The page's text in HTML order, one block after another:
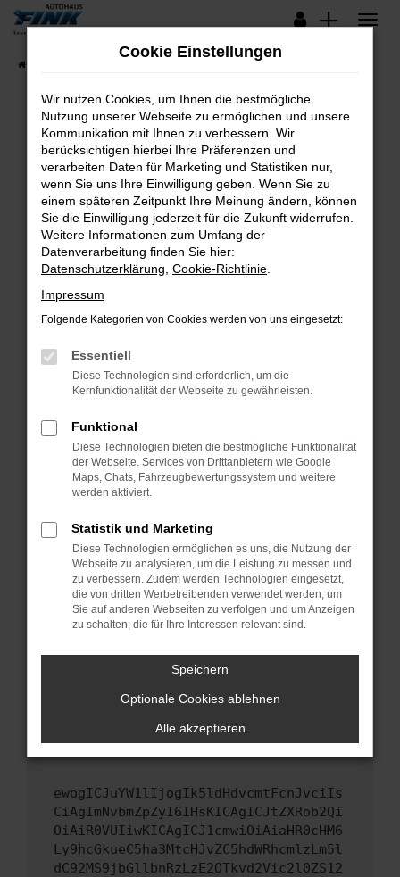
Zum
springen
Lagerfahrzeuge
Fehler: Network Error
Beim Laden ist ein Fehler aufgetreten.
Hier sind ein paar Tipps, die dir helfen können:
Überprüfe deine Firewall und deine
Internetverbindung.
Laden andere Webseiten, zum Beispiel deine
Suchmaschine?
Prüfe deine Browsererweiterungen.
können das Laden bestimmter Seiten
verhindern. Funktioniert die Seite in einem
anderen Browser oder in einem privaten
Starte dein Gerät neu.
Das kann manchmal helfen, vorübergehende
Probleme zu beheben.
Betriebssystem auf dem neuesten Stand
sind.
Veraltete Software birgt nicht nur ein
Sicherheitsrisiko, sondern kann auch dazu
führen, dass bestimmte Funktionen nicht mehr
unterstützt werden.
Wende dich an den Webseitenbetreiber.
Wenn du alle oben genannten Schritte versucht
hast, kontaktiere uns bitte. Wir werden
versuchen, das Problem zu beheben. Du kannst
uns diesen Text schicken, um uns bei der
ewogICJuYW1lIjogIk5ldHdvcmtFcnJvciIs
CiAgImNvbmZpZyI6IHsKICAgICJtZXRob2Qi
OiAiR0VUIiwKICAgICJ1cmwiOiAiaHR0cHM6
Ly9hcGkueC5ha3MtcHJvZC5hdWRhcmlzLm5l
dC92MS9jbGllbnRzLzE2OTkvd2Vic2l0ZS12
Cookie Einstellungen
Wir nutzen Cookies, um Ihnen die bestmögliche
Nutzung unserer Webseite zu ermöglichen und unsere
Kommunikation mit Ihnen zu verbessern. Wir
berücksichtigen hierbei Ihre Präferenzen und
verarbeiten Daten für Marketing und Statistiken nur,
wenn Sie uns Ihre Einwilligung geben. Wenn Sie zu
einem späteren Zeitpunkt Ihre Meinung ändern, können
Sie die Einwilligung jederzeit für die Zukunft widerrufen.
Weitere Informationen zum Umfang der
Datenverarbeitung finden Sie hier:
Datenschutzerklärung Cookie-Richtlinie
Impressum
Folgende Kategorien von Cookies werden von uns eingesetzt:
Essentiell
Diese Technologien sind erforderlich, um die
Kernfunktionalität der Webseite zu gewährleisten.
Funktional
Diese Technologien bieten die bestmögliche Funktionalität
der Webseite. Services von Drittanbietern wie Google
Maps, Chats, Fahrzeugbewertungssystem und weitere
werden aktiviert.
Statistik und Marketing
Diese Technologien ermöglichen es uns, die Nutzung der
Webseite zu analysieren, um die Leistung zu messen und
zu verbessern. Zudem werden Technologien eingesetzt,
die von dritten Werbetreibenden verwendet werden, um
Sie auf anderen Webseiten zu verfolgen und um Anzeigen
zu schalten, die für Ihre Interessen relevant sind.
Speichern
Optionale Cookies ablehnen
Alle akzeptieren